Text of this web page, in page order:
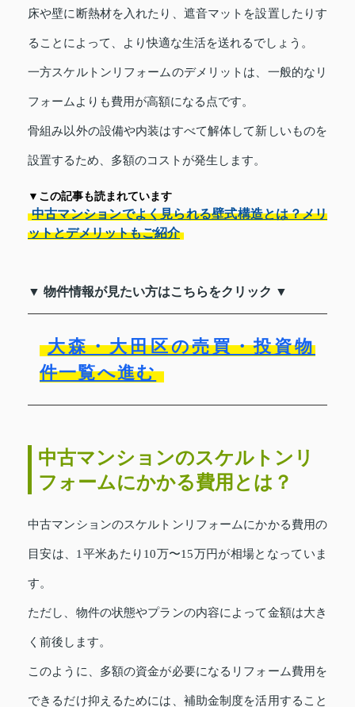
床や壁に断熱材を入れたり、遮音マットを設置したりす
ることによって、より快適な生活を送れるでしょう。
一方スケルトンリフォームのデメリットは、一般的なリ
フォームよりも費用が高額になる点です。
骨組み以外の設備や内装はすべて解体して新しいものを
設置するため、多額のコストが発生します。
▼この記事も読まれています
中古マンションでよく見られる壁式構造とは？メリ
ットとデメリットもご紹介
▼ 物件情報が見たい方はこちらをクリック ▼
大森・大田区の売買・投資物
件一覧へ進む
中古マンションのスケルトンリ
フォームにかかる費用とは？
中古マンションのスケルトンリフォームにかかる費用の
目安は、1平米あたり10万〜15万円が相場となっていま
す。
ただし、物件の状態やプランの内容によって金額は大き
く前後します。
このように、多額の資金が必要になるリフォーム費用を
できるだけ抑えるためには、補助金制度を活用すること